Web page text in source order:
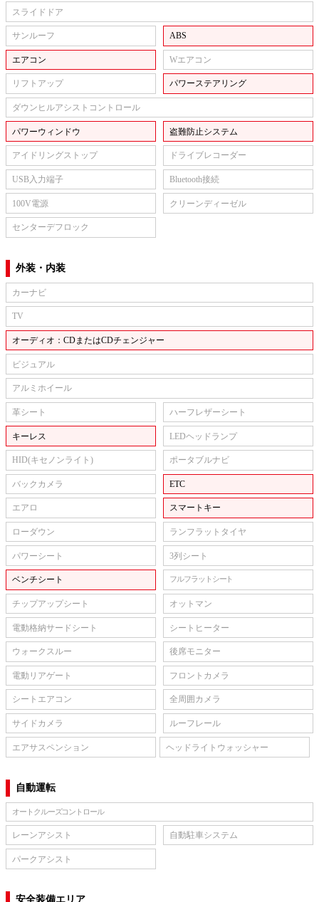
スライドドア
サンルーフ ABS
エアコン Wエアコン
リフトアップ パワーステアリング
ダウンヒルアシストコントロール
パワーウィンドウ 盗難防止システム
アイドリングストップ ドライブレコーダー
USB入力端子 Bluetooth接続
100V電源 クリーンディーゼル
センターデフロック
外装・内装
カーナビ
TV
オーディオ：CDまたはCDチェンジャー
ビジュアル
アルミホイール
革シート ハーフレザーシート
キーレス LEDヘッドランプ
HID(キセノンライト) ポータブルナビ
バックカメラ ETC
エアロ スマートキー
ローダウン ランフラットタイヤ
パワーシート 3列シート
ベンチシート フルフラットシート
チップアップシート オットマン
電動格納サードシート シートヒーター
ウォークスルー 後席モニター
電動リアゲート フロントカメラ
シートエアコン 全周囲カメラ
サイドカメラ ルーフレール
エアサスペンション ヘッドライトウォッシャー
自動運転
オートクルーズコントロール
レーンアシスト 自動駐車システム
パークアシスト
安全装備エリア